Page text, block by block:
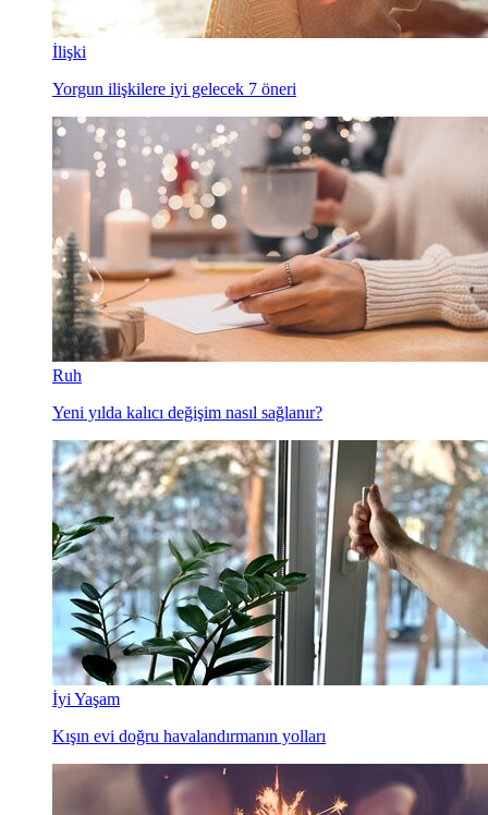
İlişki
Yorgun ilişkilere iyi gelecek 7 öneri
Ruh
Yeni yılda kalıcı değişim nasıl sağlanır?
İyi Yaşam
Kışın evi doğru havalandırmanın yolları